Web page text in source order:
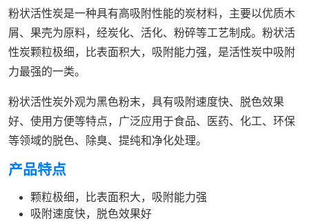
粉状活性炭是一种具有高吸附性能的炭材料，主要以优质木
屑、果壳为原料，经炭化、活化、粉碎等工艺制成。粉状活
性炭颗粒极细，比表面积大，吸附能力强，是活性炭中吸附
力最强的一类。
粉状活性炭外观为黑色粉末，具有吸附速度快、脱色效果
好、使用方便等特点，广泛应用于食品、医药、化工、环保
等领域的脱色、除臭、提纯和净化处理。
产品特点
颗粒极细，比表面积大，吸附能力强
吸附速度快，脱色效果好